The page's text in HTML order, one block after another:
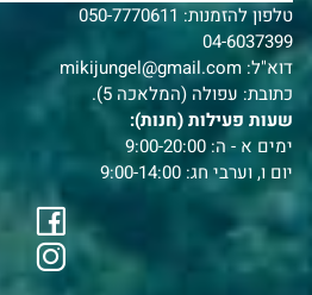
טלפון להזמנות:050-7770611
04-6037399
דוא"ל: mikijungel@gmail.com
כתובת: עפולה (המלאכה 5).
שעות פעילות (חנות):
ימים א - ה: 9:00-20:00
יום ו, וערבי חג: 9:00-14:00